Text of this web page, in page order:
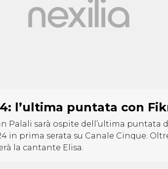
l’ultima puntata con
Palali sarà ospite dell’ultima puntata
in prima serata su Canale Cinque.
la cantante Elisa.